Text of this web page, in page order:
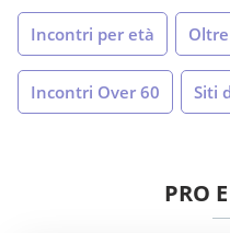
Incontri per età
Incontri Over 60 Siti
PRO